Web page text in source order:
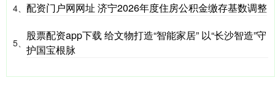
4、 配资门户网网址 济宁2026年度住房公积金缴存基数调整
5、
股票配资app下载 给文物打造“智能家居” 以“长沙智造”守
护国宝根脉